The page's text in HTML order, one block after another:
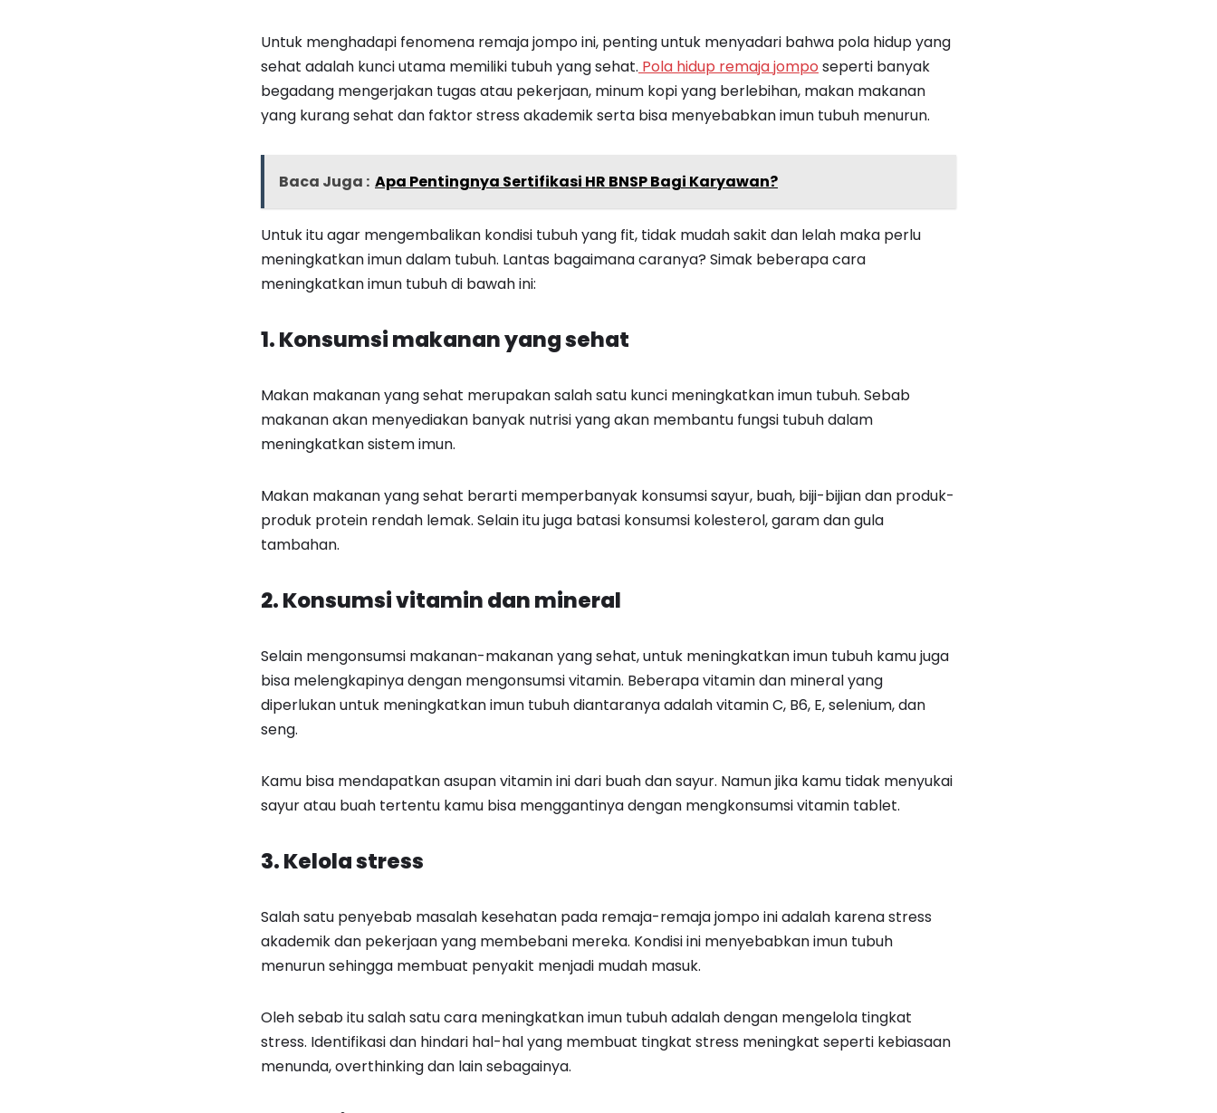
Untuk menghadapi fenomena remaja jompo ini, penting untuk menyadari bahwa pola hidup yang
sehat adalah kunci utama memiliki tubuh yang sehat. Pola hidup remaja jompo seperti banyak
begadang mengerjakan tugas atau pekerjaan, minum kopi yang berlebihan, makan makanan
yang kurang sehat dan faktor stress akademik serta bisa menyebabkan imun tubuh menurun.
Baca Juga : Apa Pentingnya Sertifikasi HR BNSP Bagi Karyawan?
Untuk itu agar mengembalikan kondisi tubuh yang fit, tidak mudah sakit dan lelah maka perlu
meningkatkan imun dalam tubuh. Lantas bagaimana caranya? Simak beberapa cara
meningkatkan imun tubuh di bawah ini:
1. Konsumsi makanan yang sehat
Makan makanan yang sehat merupakan salah satu kunci meningkatkan imun tubuh. Sebab
makanan akan menyediakan banyak nutrisi yang akan membantu fungsi tubuh dalam
meningkatkan sistem imun.
Makan makanan yang sehat berarti memperbanyak konsumsi sayur, buah, biji-bijian dan produk-
produk protein rendah lemak. Selain itu juga batasi konsumsi kolesterol, garam dan gula
tambahan.
2. Konsumsi vitamin dan mineral
Selain mengonsumsi makanan-makanan yang sehat, untuk meningkatkan imun tubuh kamu juga
bisa melengkapinya dengan mengonsumsi vitamin. Beberapa vitamin dan mineral yang
diperlukan untuk meningkatkan imun tubuh diantaranya adalah vitamin C, B6, E, selenium, dan
seng.
Kamu bisa mendapatkan asupan vitamin ini dari buah dan sayur. Namun jika kamu tidak menyukai
sayur atau buah tertentu kamu bisa menggantinya dengan mengkonsumsi vitamin tablet.
3. Kelola stress
Salah satu penyebab masalah kesehatan pada remaja-remaja jompo ini adalah karena stress
akademik dan pekerjaan yang membebani mereka. Kondisi ini menyebabkan imun tubuh
menurun sehingga membuat penyakit menjadi mudah masuk.
Oleh sebab itu salah satu cara meningkatkan imun tubuh adalah dengan mengelola tingkat
stress. Identifikasi dan hindari hal-hal yang membuat tingkat stress meningkat seperti kebiasaan
menunda, overthinking dan lain sebagainya.